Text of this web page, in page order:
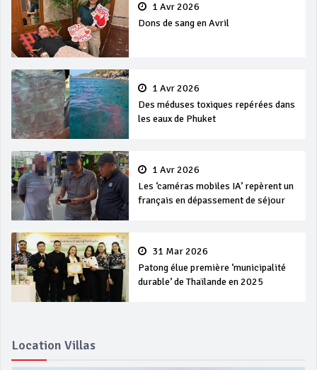
1 Avr 2026
Dons de sang en Avril
1 Avr 2026
Des méduses toxiques repérées dans
les eaux de Phuket
1 Avr 2026
Les ‘caméras mobiles IA’ repèrent un
français en dépassement de séjour
31 Mar 2026
Patong élue première ‘municipalité
durable’ de Thaïlande en 2025
Location Villas